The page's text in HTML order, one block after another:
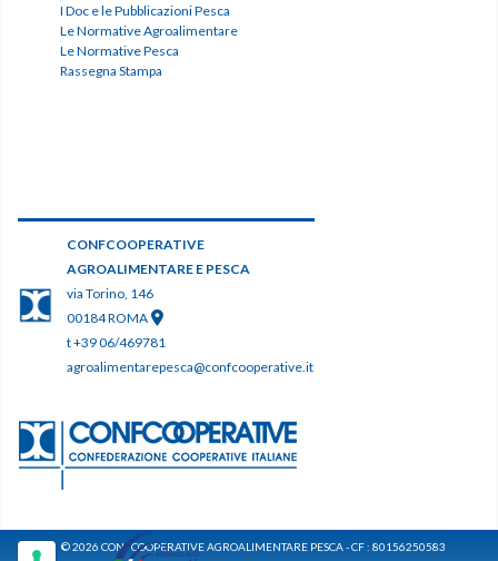
CONFCOOPERATIVE
AGROALIMENTARE E PESCA
via Torino, 146
00184 ROMA
t +39 06/469781
agroalimentarepesca@confcooperative.it
I Doc e le Pubblicazioni Pesca
Le Normative Agroalimentare
Le Normative Pesca
Rassegna Stampa
© 2026 CONFCOOPERATIVE AGROALIMENTARE PESCA - CF : 80156250583